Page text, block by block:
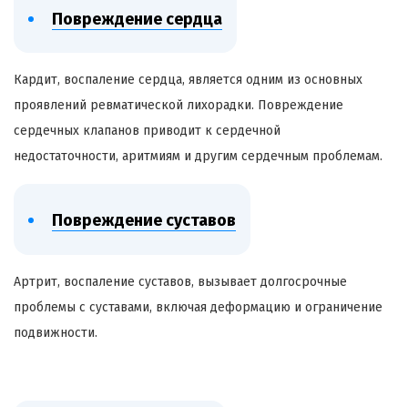
Повреждение сердца
Кардит, воспаление сердца, является одним из основных
проявлений ревматической лихорадки. Повреждение
сердечных клапанов приводит к сердечной
недостаточности, аритмиям и другим сердечным проблемам.
Повреждение суставов
Артрит, воспаление суставов, вызывает долгосрочные
проблемы с суставами, включая деформацию и ограничение
подвижности.